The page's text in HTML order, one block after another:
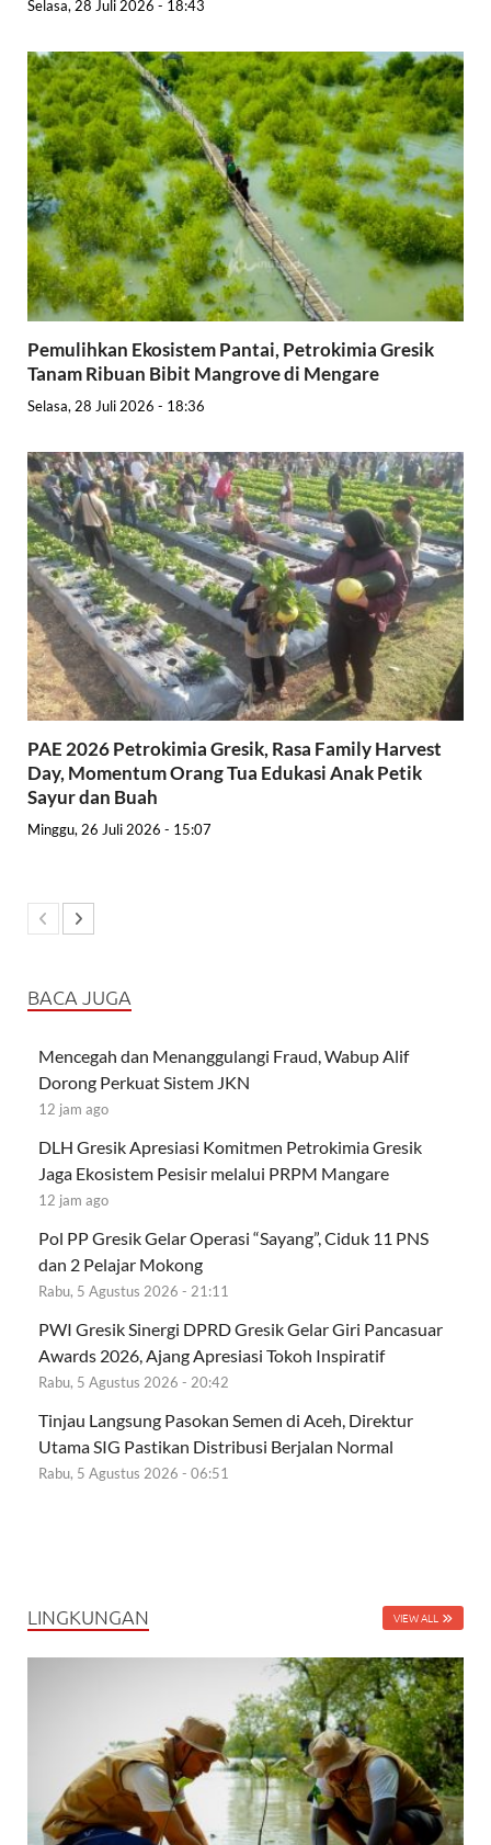
Selasa, 28 Juli 2026 - 18:43
Pemulihkan Ekosistem Pantai, Petrokimia Gresik
Tanam Ribuan Bibit Mangrove di Mengare
Selasa, 28 Juli 2026 - 18:36
PAE 2026 Petrokimia Gresik, Rasa Family Harvest
Day, Momentum Orang Tua Edukasi Anak Petik
Sayur dan Buah
Minggu, 26 Juli 2026 - 15:07
BACA JUGA
Mencegah dan Menanggulangi Fraud, Wabup Alif
Dorong Perkuat Sistem JKN
12 jam ago
DLH Gresik Apresiasi Komitmen Petrokimia Gresik
Jaga Ekosistem Pesisir melalui PRPM Mangare
12 jam ago
Pol PP Gresik Gelar Operasi “Sayang”, Ciduk 11 PNS
dan 2 Pelajar Mokong
Rabu, 5 Agustus 2026 - 21:11
PWI Gresik Sinergi DPRD Gresik Gelar Giri Pancasuar
Awards 2026, Ajang Apresiasi Tokoh Inspiratif
Rabu, 5 Agustus 2026 - 20:42
Tinjau Langsung Pasokan Semen di Aceh, Direktur
Utama SIG Pastikan Distribusi Berjalan Normal
Rabu, 5 Agustus 2026 - 06:51
LINGKUNGAN VIEW ALL